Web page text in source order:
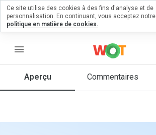
menu
Aperçu Commentaires
un
sur
Quelle
donneriez-
Ce site utilise des cookies à des fins d'analyse et de
personnalisation. En continuant, vous acceptez notre
politique en matière de cookies.